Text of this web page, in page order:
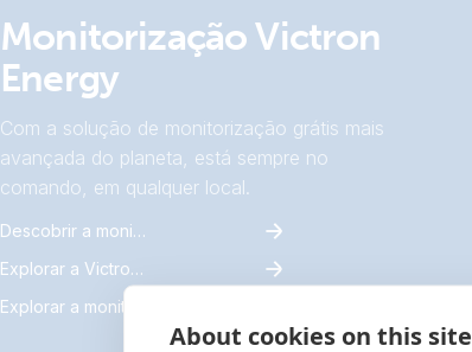
About cookies on this site
Monitorização Victron
Energy
Com a solução de monitorização grátis mais
avançada do planeta, está sempre no
comando, em qualquer local.
Descobrir a monitorização
Explorar a VictronConnect